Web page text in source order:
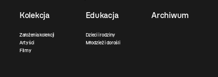
Kolekcja
Założenia kolekcji
Artyści
Filmy
Edukacja
Dzieci i rodziny
Młodzież i dorośli
Archiwum